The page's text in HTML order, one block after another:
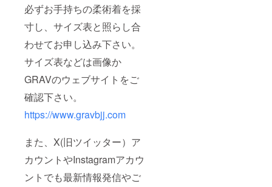
必ずお手持ちの柔術着を採
寸し、サイズ表と照らし合
わせてお申し込み下さい。
サイズ表などは画像か
GRAVのウェブサイトをご
確認下さい。
https://www.gravbjj.com
また、X(旧ツイッター）ア
カウントやInstagramアカウ
ントでも最新情報発信やご